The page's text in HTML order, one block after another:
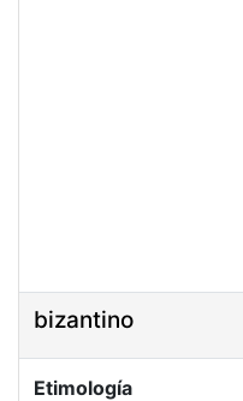
bizantino
Etimología